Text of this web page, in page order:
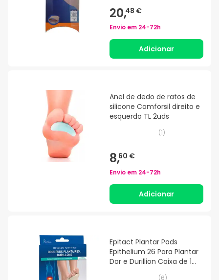
20,48 €
Envio em 24-72h
Adicionar
Anel de dedo de ratos de
silicone Comforsil direito e
esquerdo TL 2uds
(1)
8,60 €
Envio em 24-72h
Adicionar
Epitact Plantar Pads
Epithelium 26 Para Plantar
Dor e Durillion Caixa de 1
(6)